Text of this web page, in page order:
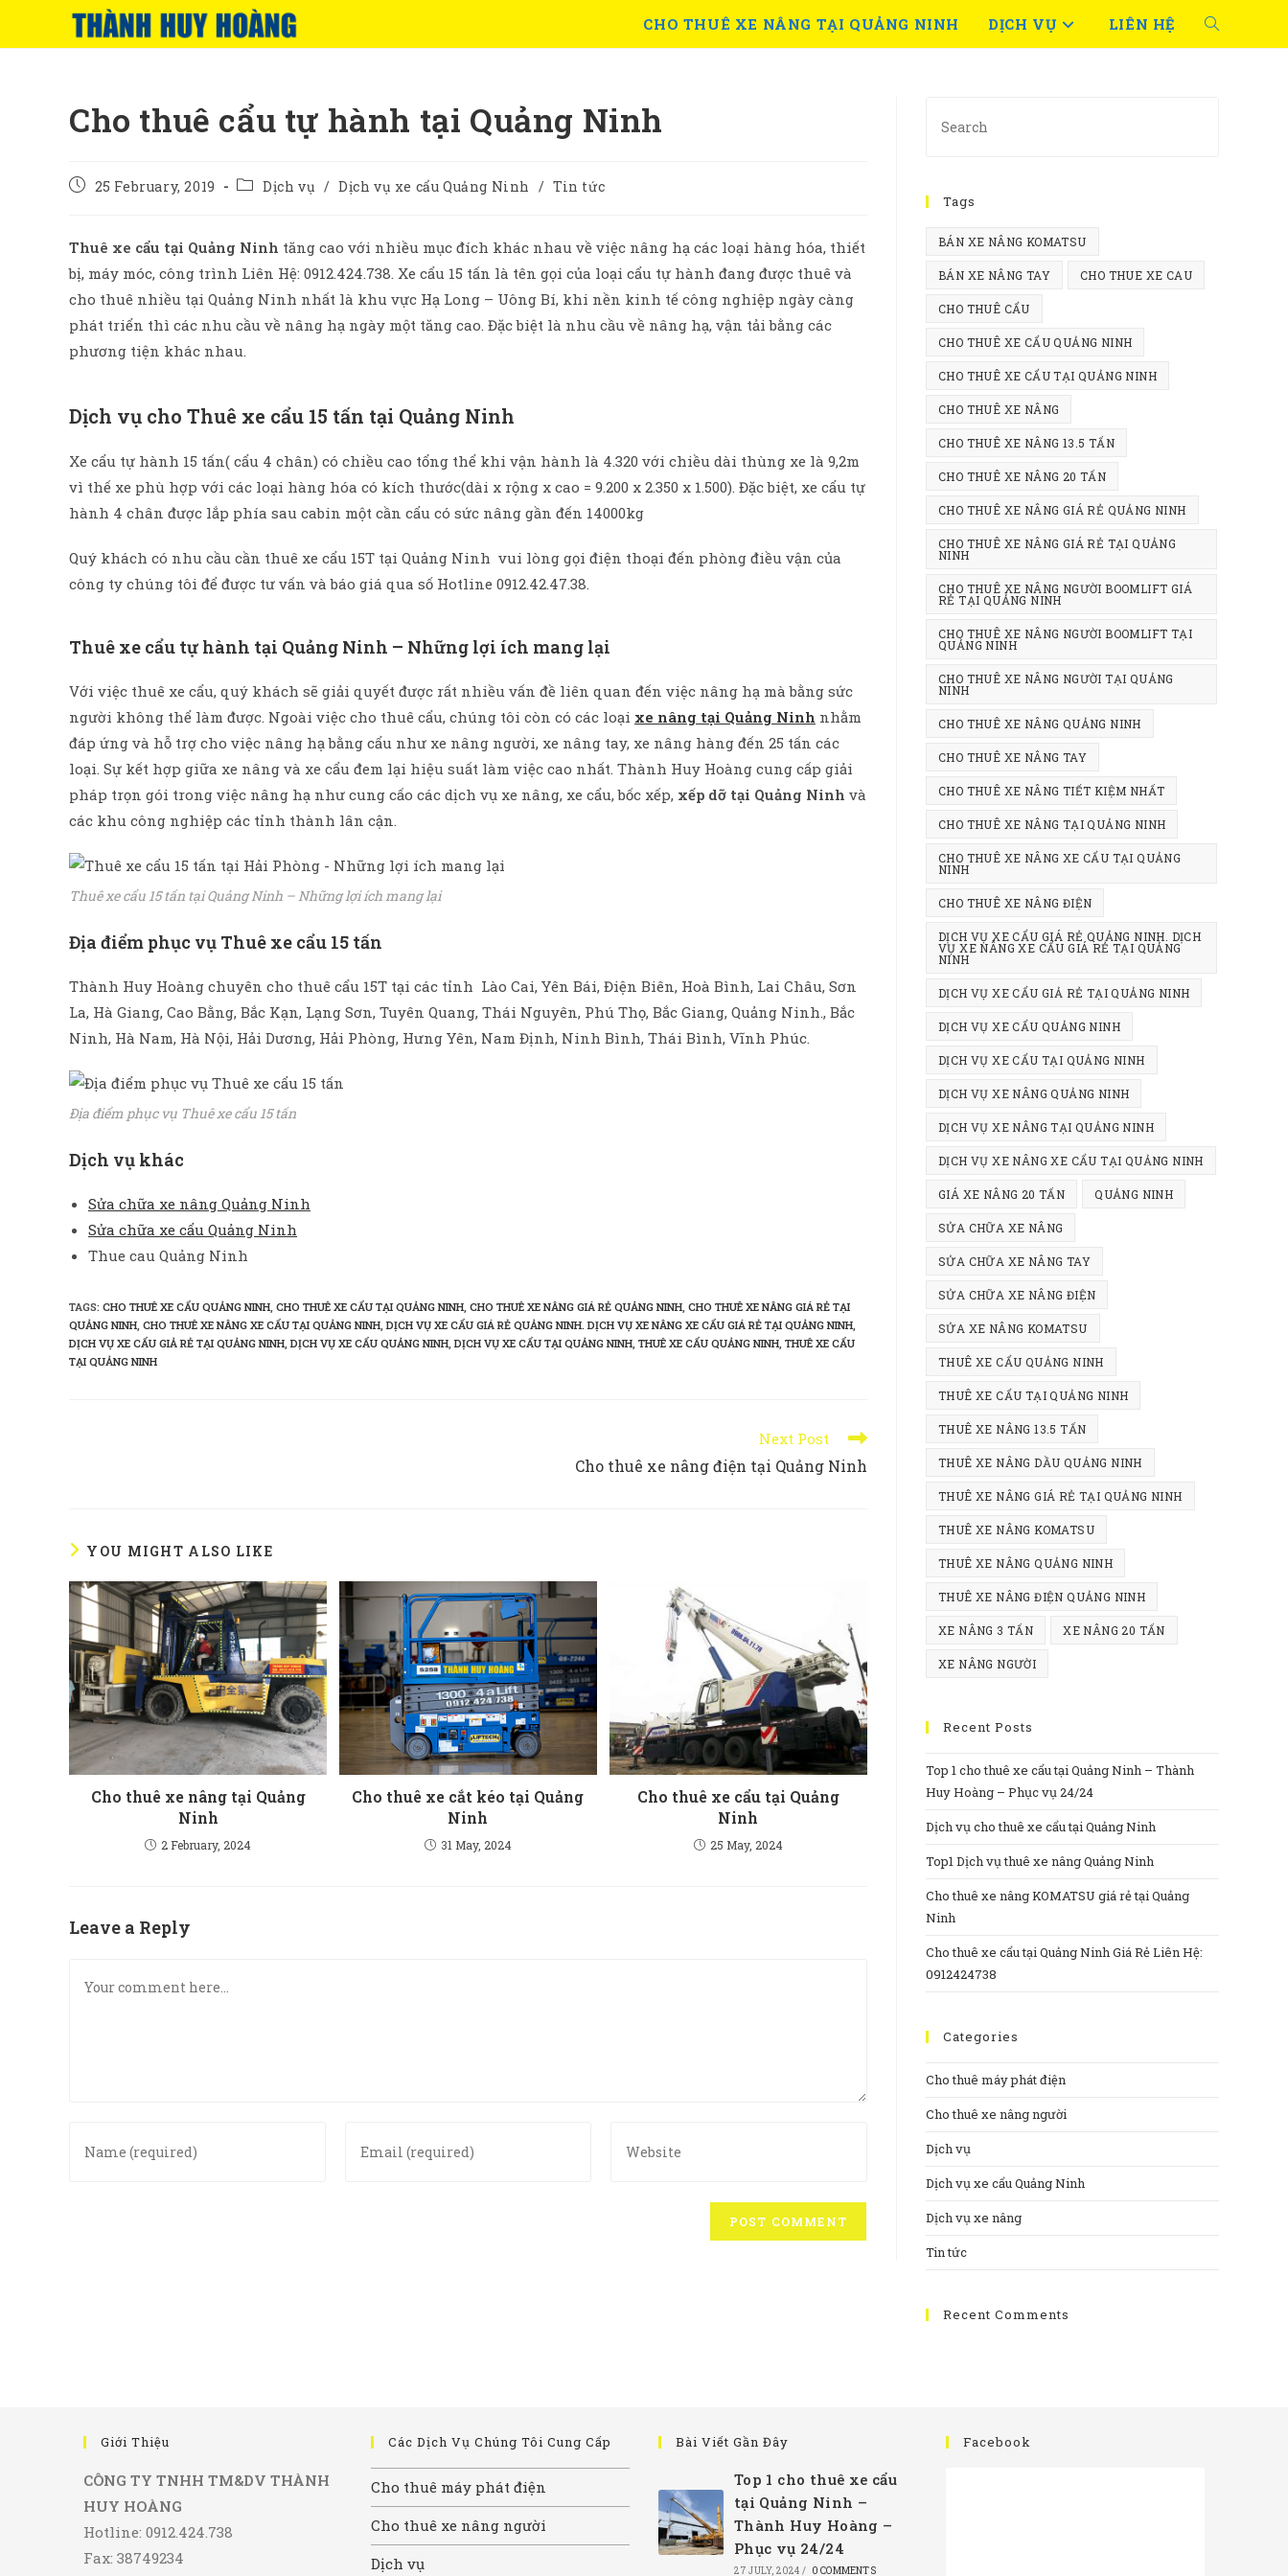
CHO THUÊ XE NÂNG TẠI QUẢNG NINH DỊCH VỤ LIÊN HỆ TOGGLE
Cho thuê cẩu tự hành tại Quảng Ninh
Post25 February, 2019
PostDịch vụ / Dịch vụ xe cẩu Quảng Ninh / Tin tức
Thuê xe cẩu tại Quảng Ninh tăng cao với nhiều mục đích khác nhau về việc nâng hạ các loại hàng hóa, thiết
bị, máy móc, công trình Liên Hệ: 0912.424.738. Xe cẩu 15 tấn là tên gọi của loại cẩu tự hành đang được thuê và
cho thuê nhiều tại Quảng Ninh nhất là khu vực Hạ Long – Uông Bí, khi nền kinh tế công nghiệp ngày càng
phát triển thì các nhu cầu về nâng hạ ngày một tăng cao. Đặc biệt là nhu cầu về nâng hạ, vận tải bằng các
phương tiện khác nhau.
Dịch vụ cho Thuê xe cẩu 15 tấn tại Quảng Ninh
Xe cẩu tự hành 15 tấn( cẩu 4 chân) có chiều cao tổng thể khi vận hành là 4.320 với chiều dài thùng xe là 9,2m
vì thế xe phù hợp với các loại hàng hóa có kích thước(dài x rộng x cao = 9.200 x 2.350 x 1.500). Đặc biệt, xe cẩu tự
hành 4 chân được lắp phía sau cabin một cần cẩu có sức nâng gần đến 14000kg
Quý khách có nhu cầu cần thuê xe cẩu 15T tại Quảng Ninh vui lòng gọi điện thoại đến phòng điều vận của
công ty chúng tôi để được tư vấn và báo giá qua số Hotline 0912.42.47.38.
Thuê xe cẩu tự hành tại Quảng Ninh – Những lợi ích mang lại
Với việc thuê xe cẩu, quý khách sẽ giải quyết được rất nhiều vấn đề liên quan đến việc nâng hạ mà bằng sức
người không thể làm được. Ngoài việc cho thuê cẩu, chúng tôi còn có các loại xe nâng tại Quảng Ninh nhằm
đáp ứng và hỗ trợ cho việc nâng hạ bằng cẩu như xe nâng người, xe nâng tay, xe nâng hàng đến 25 tấn các
loại. Sự kết hợp giữa xe nâng và xe cẩu đem lại hiệu suất làm việc cao nhất. Thành Huy Hoàng cung cấp giải
pháp trọn gói trong việc nâng hạ như cung cấo các dịch vụ xe nâng, xe cẩu, bốc xếp, xếp dỡ tại Quảng Ninh và
các khu công nghiệp các tỉnh thành lân cận.
Thuê xe cẩu 15 tấn tại Quảng Ninh – Những lợi ích mang lại
Địa điểm phục vụ Thuê xe cẩu 15 tấn
Thành Huy Hoàng chuyên cho thuê cẩu 15T tại các tỉnh Lào Cai, Yên Bái, Điện Biên, Hoà Bình, Lai Châu, Sơn
La, Hà Giang, Cao Bằng, Bắc Kạn, Lạng Sơn, Tuyên Quang, Thái Nguyên, Phú Thọ, Bắc Giang, Quảng Ninh., Bắc
Ninh, Hà Nam, Hà Nội, Hải Dương, Hải Phòng, Hưng Yên, Nam Định, Ninh Bình, Thái Bình, Vĩnh Phúc.
Địa điểm phục vụ Thuê xe cẩu 15 tấn
Dịch vụ khác
Sửa chữa xe nâng Quảng Ninh
Sửa chữa xe cẩu Quảng Ninh
Thue cau Quảng Ninh
TAGS: CHO THUÊ XE CẨU QUẢNG NINH, CHO THUÊ XE CẨU TẠI QUẢNG NINH, CHO THUÊ XE NÂNG GIÁ RẺ QUẢNG NINH, CHO THUÊ XE NÂNG GIÁ RẺ TẠI
QUẢNG NINH, CHO THUÊ XE NÂNG XE CẨU TẠI QUẢNG NINH, DỊCH VỤ XE CẨU GIÁ RẺ QUẢNG NINH. DỊCH VỤ XE NÂNG XE CẨU GIÁ RẺ TẠI QUẢNG NINH,
DỊCH VỤ XE CẨU GIẢ RẺ TẠI QUẢNG NINH, DỊCH VỤ XE CẨU QUẢNG NINH, DỊCH VỤ XE CẨU TẠI QUẢNG NINH, THUÊ XE CẨU QUẢNG NINH, THUÊ XE CẨU
TẠI QUẢNG NINH
Next Post
Cho thuê xe nâng điện tại Quảng Ninh
YOU MIGHT ALSO LIKE
Cho thuê xe nâng tại Quảng
Ninh
2 February, 2024
Cho thuê xe cắt kéo tại Quảng
Ninh
31 May, 2024
Cho thuê xe cẩu tại Quảng
Ninh
25 May, 2024
Leave a Reply
your
your
your
Tags
BÁN XE NÂNG KOMATSU
BÁN XE NÂNG TAY CHO THUE XE CAU
CHO THUÊ CẨU
CHO THUÊ XE CẨU QUẢNG NINH
CHO THUÊ XE CẨU TẠI QUẢNG NINH
CHO THUÊ XE NÂNG
CHO THUÊ XE NÂNG 13.5 TẤN
CHO THUÊ XE NÂNG 20 TẤN
CHO THUÊ XE NÂNG GIÁ RẺ QUẢNG NINH
CHO THUÊ XE NÂNG GIÁ RẺ TẠI QUẢNG
NINH
CHO THUÊ XE NÂNG NGƯỜI BOOMLIFT GIÁ
RẺ TẠI QUẢNG NINH
CHO THUÊ XE NÂNG NGƯỜI BOOMLIFT TẠI
QUẢNG NINH
CHO THUÊ XE NÂNG NGƯỜI TẠI QUẢNG
NINH
CHO THUÊ XE NÂNG QUẢNG NINH
CHO THUÊ XE NÂNG TAY
CHO THUÊ XE NÂNG TIẾT KIỆM NHẤT
CHO THUÊ XE NÂNG TẠI QUẢNG NINH
CHO THUÊ XE NÂNG XE CẨU TẠI QUẢNG
NINH
CHO THUÊ XE NÂNG ĐIỆN
DỊCH VỤ XE CẨU GIÁ RẺ QUẢNG NINH. DỊCH
VỤ XE NÂNG XE CẨU GIÁ RẺ TẠI QUẢNG
NINH
DỊCH VỤ XE CẨU GIẢ RẺ TẠI QUẢNG NINH
DỊCH VỤ XE CẨU QUẢNG NINH
DỊCH VỤ XE CẨU TẠI QUẢNG NINH
DỊCH VỤ XE NÂNG QUẢNG NINH
DỊCH VỤ XE NÂNG TẠI QUẢNG NINH
DỊCH VỤ XE NÂNG XE CẨU TẠI QUẢNG NINH
GIÁ XE NÂNG 20 TẤN QUẢNG NINH
SỬA CHỮA XE NÂNG
SỬA CHỮA XE NÂNG TAY
SỬA CHỮA XE NÂNG ĐIỆN
SỬA XE NÂNG KOMATSU
THUÊ XE CẨU QUẢNG NINH
THUÊ XE CẨU TẠI QUẢNG NINH
THUÊ XE NÂNG 13.5 TẤN
THUÊ XE NÂNG DẦU QUẢNG NINH
THUÊ XE NÂNG GIÁ RẺ TẠI QUẢNG NINH
THUÊ XE NÂNG KOMATSU
THUÊ XE NÂNG QUẢNG NINH
THUÊ XE NÂNG ĐIỆN QUẢNG NINH
XE NÂNG 3 TẤN XE NÂNG 20 TẤN
XE NÂNG NGƯỜI
Recent Posts
Top 1 cho thuê xe cẩu tại Quảng Ninh – Thành
Huy Hoàng – Phục vụ 24/24
Dịch vụ cho thuê xe cẩu tại Quảng Ninh
Top1 Dịch vụ thuê xe nâng Quảng Ninh
Cho thuê xe nâng KOMATSU giá rẻ tại Quảng
Ninh
Cho thuê xe cẩu tại Quảng Ninh Giá Rẻ Liên Hệ:
0912424738
Categories
Cho thuê máy phát điện
Cho thuê xe nâng người
Dịch vụ
Dịch vụ xe cẩu Quảng Ninh
Dịch vụ xe nâng
Tin tức
Recent Comments
Giới Thiệu
CÔNG TY TNHH TM&DV THÀNH
HUY HOÀNG
Hotline: 0912.424.738
Fax: 38749234
Các Dịch Vụ Chúng Tôi Cung Cấp
Cho thuê máy phát điện
Cho thuê xe nâng người
Dịch vụ
Bài Viết Gần Đây
Top 1 cho thuê xe cẩu
tại Quảng Ninh –
Thành Huy Hoàng –
Phục vụ 24/24
27 JULY, 2024 / 0 COMMENTS
Facebook